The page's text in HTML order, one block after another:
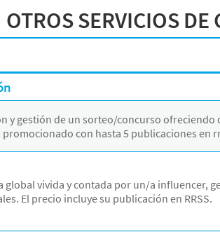
OTROS SERVICIOS
y gestión de un sorteo/concurso
con hasta 5 publicaciones en
global vivida y contada por un/a influencer,
El precio incluye su publicación en RRSS.